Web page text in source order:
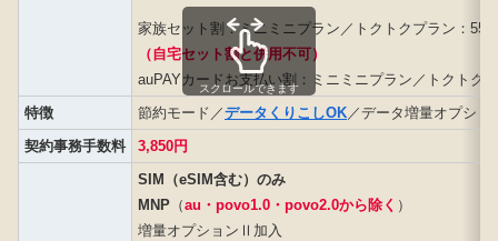
家族セット割：ミニミニプラン／トクトクプラン：550
（自宅セット割と併用不可）
auPAYカードお支払い割：ミニミニプラン／トクトク
特徴
節約モード／データくりこしOK／データ増量オプショ
契約事務手数料
3,850円
SIM（eSIM含む）のみ
MNP （au・povo1.0・povo2.0から除く ）
増量オプションⅡ加入
スクロールできます